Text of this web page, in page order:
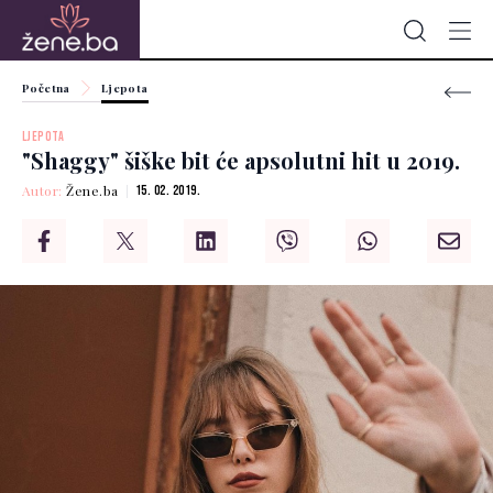
Početna Ljepota
LJEPOTA
"Shaggy" šiške bit će apsolutni hit u 2019.
Autor:Žene.ba 15. 02. 2019.